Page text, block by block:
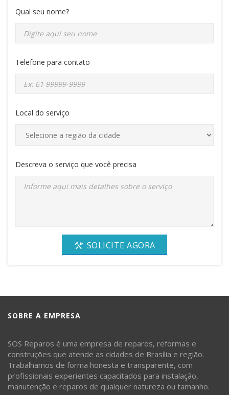
Qual seu nome?
Telefone para contato
Local do serviço
Descreva o serviço que você precisa
SOLICITE AGORA
SOBRE A EMPRESA
SOS Reparos é uma empresa de reparos, reformas e
construções que atende as cidades de Brasília e região.
Trabalhamos de forma honesta e transparente, com
profissionais experientes capacitados para instalação,
manutenção e reparos de qualquer natureza ou tamanho.